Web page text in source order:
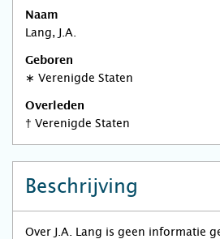
Naam
Lang, J.A.
Geboren
∗ Verenigde Staten
Overleden
† Verenigde Staten
Beschrijving
Over J.A. Lang is geen informatie